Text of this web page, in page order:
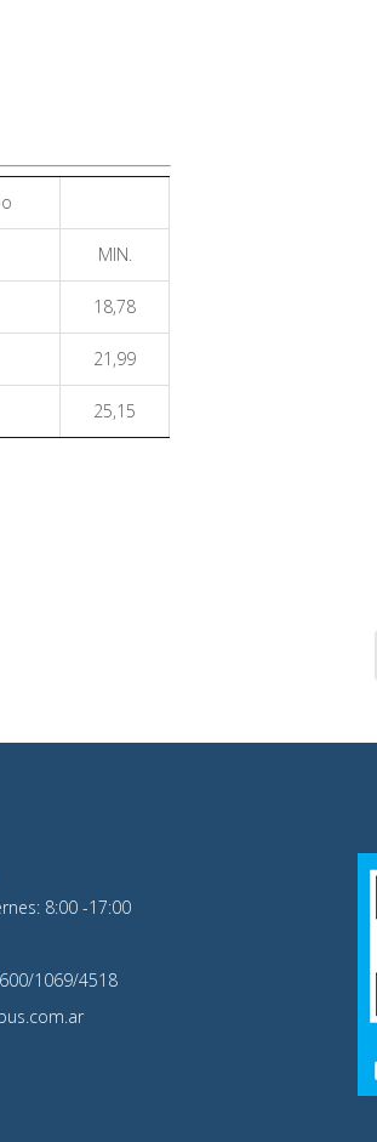
MIN.
18,78
21,99
25,15
8:00 -17:00
1069/4518